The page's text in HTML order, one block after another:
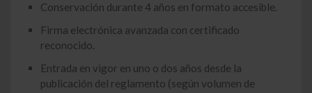
Conservación durante 4 años en formato accesible.
Firma electrónica avanzada con certificado
reconocido.
Entrada en vigor en uno o dos años desde la
publicación del reglamento (según volumen de